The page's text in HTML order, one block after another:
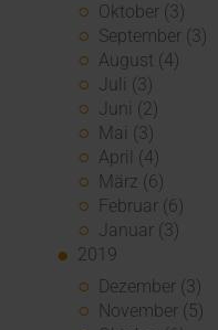
Oktober (3)
September (3)
August (4)
Juli (3)
Juni (2)
Mai (3)
April (4)
März (6)
Februar (6)
Januar (3)
2019
Dezember (3)
November (5)